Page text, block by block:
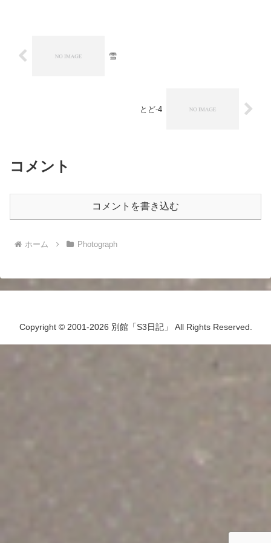
雪
とど-4
コメント
コメントを書き込む
ホーム Photograph
Copyright © 2001-2026 別館「S3日記」 All Rights Reserved.